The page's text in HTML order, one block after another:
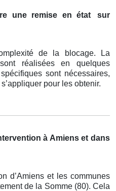
une remise en état
sur
de la blocage. La
réalisées en quelques
sont nécessaires,
pour les obtenir.
à Amiens et dans
d’Amiens et les communes
de la Somme (80). Cela